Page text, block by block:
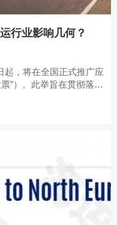
行业影响几何？
起，将在全国正式推广应
”）。此举旨在贯彻落实
革的意见》中提出的“稳
票全领域、全环节、全要
求。